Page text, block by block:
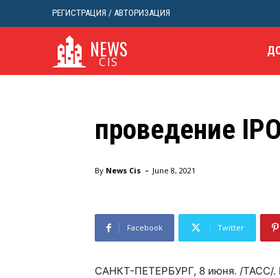
РЕГИСТРАЦИЯ / АВТОРИЗАЦИЯ
NEWS
CIS
Домой "Металлоинвест" готов
Бизнес
проведение
By News Cis - June 8, 2021
Facebook Twitter
САНКТ-ПЕТЕРБУРГ, 8 июня. /ТАСС/.